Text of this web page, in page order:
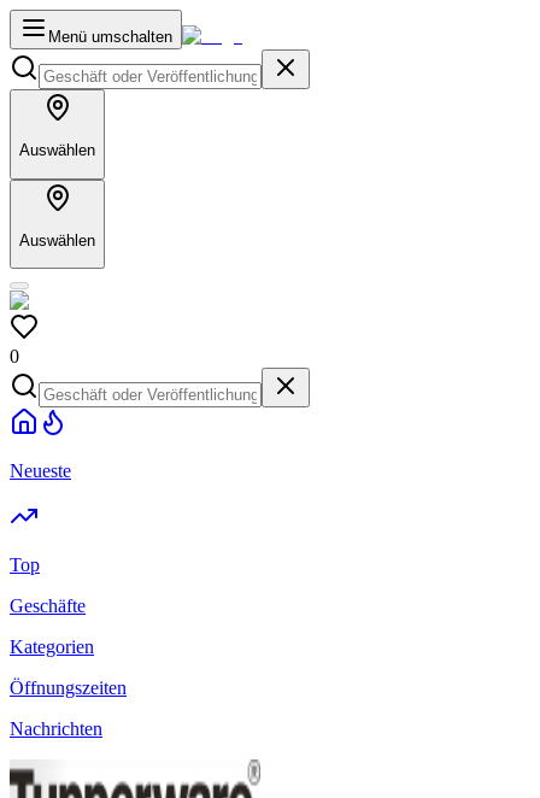
Menü umschalten
Auswählen
Auswählen
0
Neueste
Top
Geschäfte
Kategorien
Öffnungszeiten
Nachrichten